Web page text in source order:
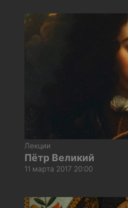
Лекции
Пётр Великий
11 марта 2017 20:00